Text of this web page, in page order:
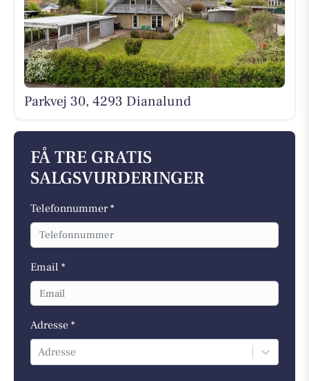
Parkvej 30, 4293 Dianalund
FÅ TRE GRATIS
SALGSVURDERINGER
Telefonnummer *
Email *
Adresse *
Adresse